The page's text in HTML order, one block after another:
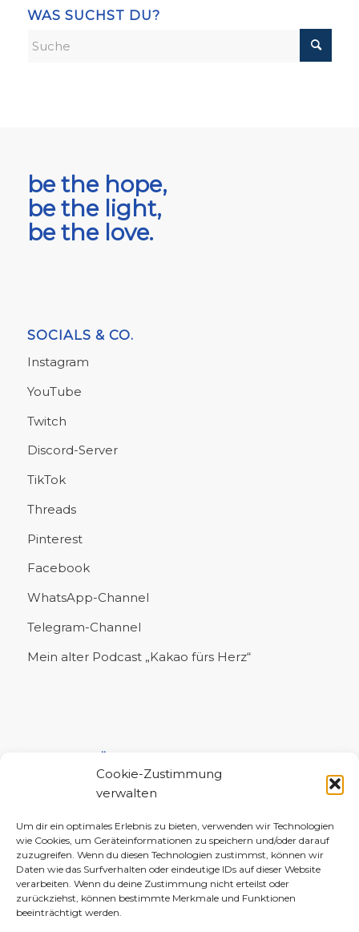
Cookie-Zustimmung
verwalten
Um dir ein optimales Erlebnis zu bieten, verwenden wir Technologien
wie Cookies, um Geräteinformationen zu speichern und/oder darauf
zuzugreifen. Wenn du diesen Technologien zustimmst, können wir
Daten wie das Surfverhalten oder eindeutige IDs auf dieser Website
verarbeiten. Wenn du deine Zustimmung nicht erteilst oder
zurückziehst, können bestimmte Merkmale und Funktionen
beeinträchtigt werden.
WAS SUCHST DU?
be the hope,
be the light,
be the love.
SOCIALS & CO.
Instagram
YouTube
Twitch
Discord-Server
TikTok
Threads
Pinterest
Facebook
WhatsApp-Channel
Telegram-Channel
Mein alter Podcast „Kakao fürs Herz“